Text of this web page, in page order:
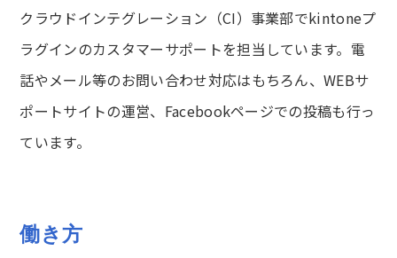
クラウドインテグレーション（CI）事業部でkintoneプ
ラグインのカスタマーサポートを担当しています。電
話やメール等のお問い合わせ対応はもちろん、WEBサ
ポートサイトの運営、Facebookページでの投稿も行っ
ています。
働き方